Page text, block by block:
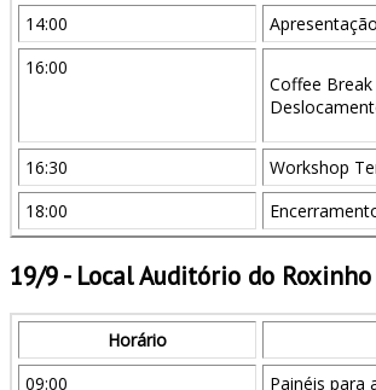
14:00
16:00
Coffee Break
16:30
Workshop
18:00
19/9 - Local Auditório do Roxinho
Horário
09:00
Painéis para